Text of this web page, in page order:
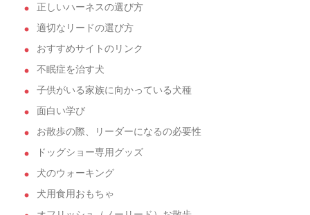
正しいハーネスの選び方
適切なリードの選び方
おすすめサイトのリンク
不眠症を治す犬
子供がいる家族に向かっている犬種
面白い学び
お散歩の際、リーダーになるの必要性
ドッグショー専用グッズ
犬のウォーキング
犬用食用おもちゃ